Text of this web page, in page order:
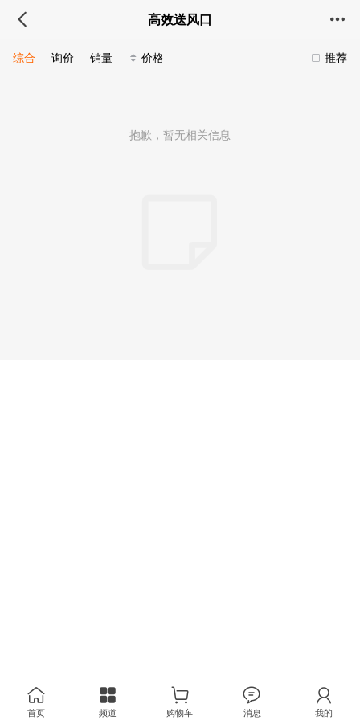
高效送风口
推荐
综合 询价 销量 价格
抱歉，暂无相关信息
首页 频道 购物车 消息 我的